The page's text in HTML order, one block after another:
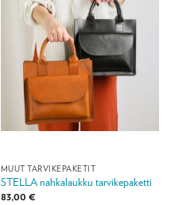
MUUT TARVIKEPAKETIT
STELLA nahkalaukku tarvikepaketti
83,00 €